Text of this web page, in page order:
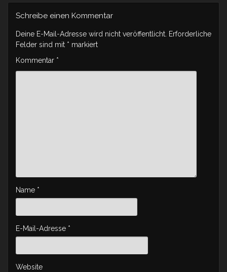
Schreibe einen Kommentar
Deine E-Mail-Adresse wird nicht veröffentlicht. Erforderliche
Felder sind mit * markiert
Kommentar *
Name *
E-Mail-Adresse *
Website